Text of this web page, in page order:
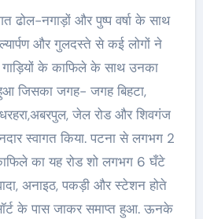
ढोल-नगाड़ों और पुष्प वर्षा के साथ
और गुलदस्ते से कई लोगों ने
गाड़ियों के काफिले के साथ उनका
जिसका जगह- जगह बिहटा,
जेल रोड और शिवगंज
स्वागत किया. पटना से लगभग 2
का यह रोड शो लगभग 6 घँटे
अनाइठ, पकड़ी और स्टेशन होते
के पास जाकर समाप्त हुआ. ऊनके